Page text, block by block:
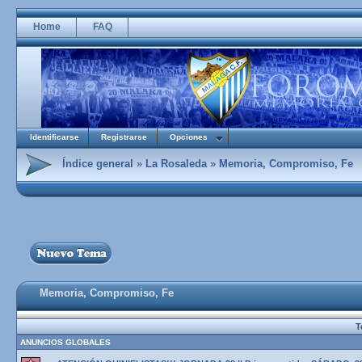
Home FAQ
Identificarse Registrarse Opciones
Índice general » La Rosaleda» Memoria, Compromiso, Fe
Memoria, Compromiso, Fe
ANUNCIOS GLOBALES